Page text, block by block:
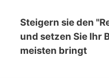
Steigern sie den
und setzen Sie Ihr
meisten bringt